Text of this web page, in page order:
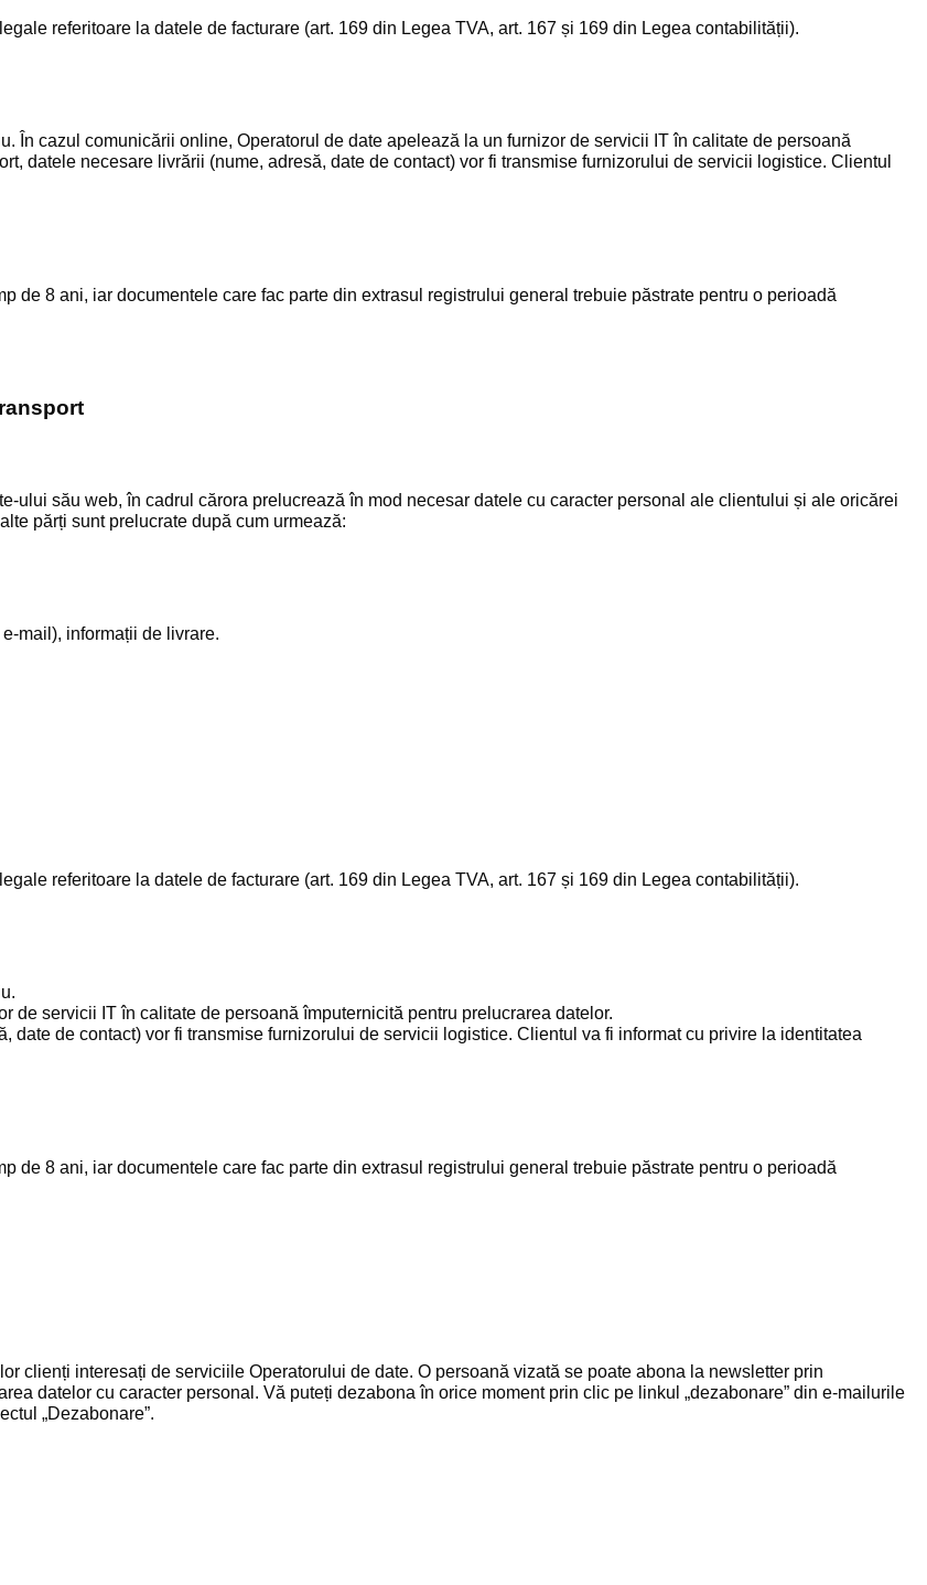
referitoare la datele de facturare (art. 169 din Legea TVA, art. 167 și 169 din Legea contabilității).
În cazul comunicării online, Operatorul de date apelează la un furnizor de servicii IT în calitate de persoană
datele necesare livrării (nume, adresă, date de contact) vor fi transmise furnizorului de servicii logistice. Clientul
de 8 ani, iar documentele care fac parte din extrasul registrului general trebuie păstrate pentru o perioadă
ului său web, în cadrul cărora prelucrează în mod necesar datele cu caracter personal ale clientului și ale oricărei
părți sunt prelucrate după cum urmează:
mail), informații de livrare.
referitoare la datele de facturare (art. 169 din Legea TVA, art. 167 și 169 din Legea contabilității).
de servicii IT în calitate de persoană împuternicită pentru prelucrarea datelor.
date de contact) vor fi transmise furnizorului de servicii logistice. Clientul va fi informat cu privire la identitatea
de 8 ani, iar documentele care fac parte din extrasul registrului general trebuie păstrate pentru o perioadă
clienți interesați de serviciile Operatorului de date. O persoană vizată se poate abona la newsletter prin
datelor cu caracter personal. Vă puteți dezabona în orice moment prin clic pe linkul „dezabonare” din e-mailurile
„Dezabonare”.